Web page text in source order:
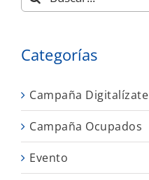
Categorías
Campaña Digitalízate
Campaña Ocupados
Evento